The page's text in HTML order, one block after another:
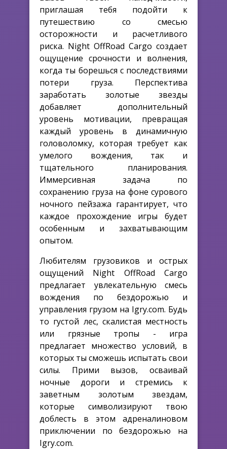
приглашая тебя подойти к
путешествию со смесью
осторожности и расчетливого
риска. Night OffRoad Cargo создает
ощущение срочности и волнения,
когда ты борешься с последствиями
потери груза. Перспектива
заработать золотые звезды
добавляет дополнительный
уровень мотивации, превращая
каждый уровень в динамичную
головоломку, которая требует как
умелого вождения, так и
тщательного планирования.
Иммерсивная задача по
сохранению груза на фоне сурового
ночного пейзажа гарантирует, что
каждое прохождение игры будет
особенным и захватывающим
опытом.
Любителям грузовиков и острых
ощущений Night OffRoad Cargo
предлагает увлекательную смесь
вождения по бездорожью и
управления грузом на Igry.com. Будь
то густой лес, скалистая местность
или грязные тропы - игра
предлагает множество условий, в
которых ты сможешь испытать свои
силы. Прими вызов, осваивай
ночные дороги и стремись к
заветным золотым звездам,
которые символизируют твою
доблесть в этом адреналиновом
приключении по бездорожью на
Igry.com.